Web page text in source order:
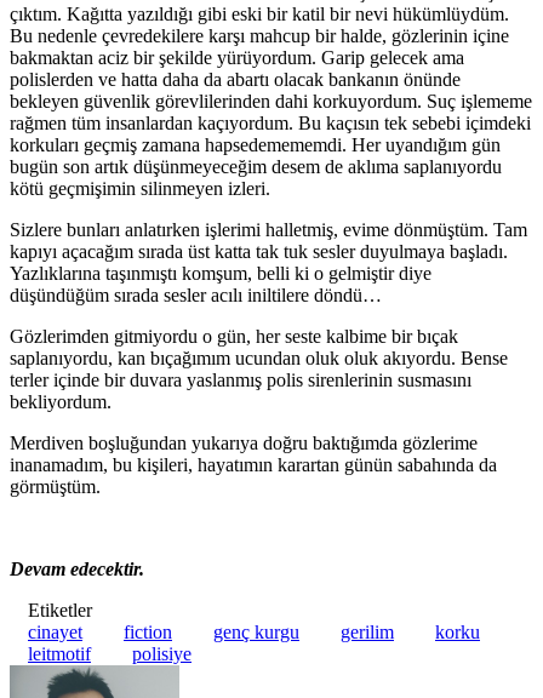
çıktım. Kağıtta yazıldığı gibi eski bir katil bir nevi hükümlüydüm.
Bu nedenle çevredekilere karşı mahcup bir halde, gözlerinin içine
bakmaktan aciz bir şekilde yürüyordum. Garip gelecek ama
polislerden ve hatta daha da abartı olacak bankanın önünde
bekleyen güvenlik görevlilerinden dahi korkuyordum. Suç işlememe
rağmen tüm insanlardan kaçıyordum. Bu kaçısın tek sebebi içimdeki
korkuları geçmiş zamana hapsedemememdi. Her uyandığım gün
bugün son artık düşünmeyeceğim desem de aklıma saplanıyordu
kötü geçmişimin silinmeyen izleri.
Sizlere bunları anlatırken işlerimi halletmiş, evime dönmüştüm. Tam
kapıyı açacağım sırada üst katta tak tuk sesler duyulmaya başladı.
Yazlıklarına taşınmıştı komşum, belli ki o gelmiştir diye
düşündüğüm sırada sesler acılı iniltilere döndü…
Gözlerimden gitmiyordu o gün, her seste kalbime bir bıçak
saplanıyordu, kan bıçağımım ucundan oluk oluk akıyordu. Bense
terler içinde bir duvara yaslanmış polis sirenlerinin susmasını
bekliyordum.
Merdiven boşluğundan yukarıya doğru baktığımda gözlerime
inanamadım, bu kişileri, hayatımın karartan günün sabahında da
görmüştüm.
Devam edecektir.
Etiketler
cinayet
fiction genç kurgu gerilim
korku
leitmotif
polisiye